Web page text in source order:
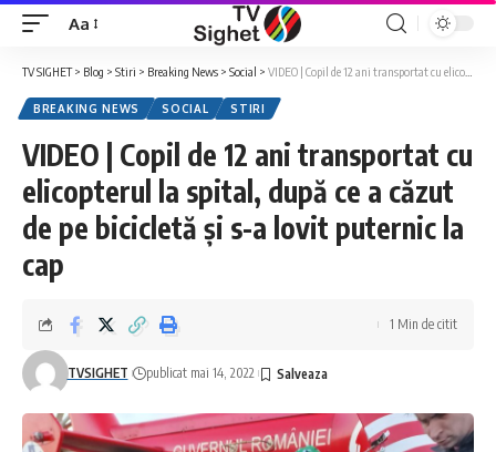
Font
Resizer
Aa
TV SIGHET> Blog > Stiri > Breaking News > Social > VIDEO | Copil de 12 ani transportat cu elicopterul la spital, după ce a căzut de pe bicicletă și s-a lovit puternic la cap
BREAKING NEWS SOCIAL STIRI
VIDEO | Copil de 12 ani transportat cu
elicopterul la spital, după ce a căzut
de pe bicicletă și s-a lovit puternic la
cap
TVSIGHET publicat mai 14, 2022
1 Min de citit